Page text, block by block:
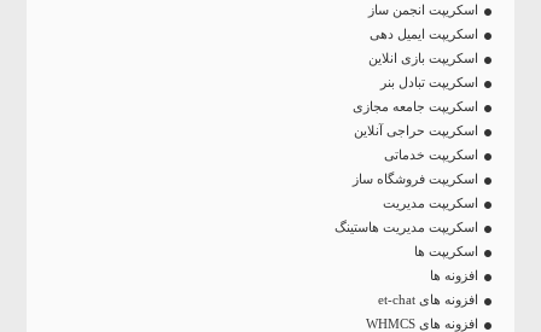
اسکریپت انجمن ساز
اسکریپت ایمیل دهی
اسکریپت بازی انلاین
اسکریپت تبادل بنر
اسکریپت جامعه مجازی
اسکریپت حراجی آنلاین
اسکریپت خدماتی
اسکریپت فروشگاه ساز
اسکریپت مدیریت
اسکریپت مدیریت هاستینگ
اسکریپت ها
افزونه ها
افزونه های et-chat
افزونه های WHMCS